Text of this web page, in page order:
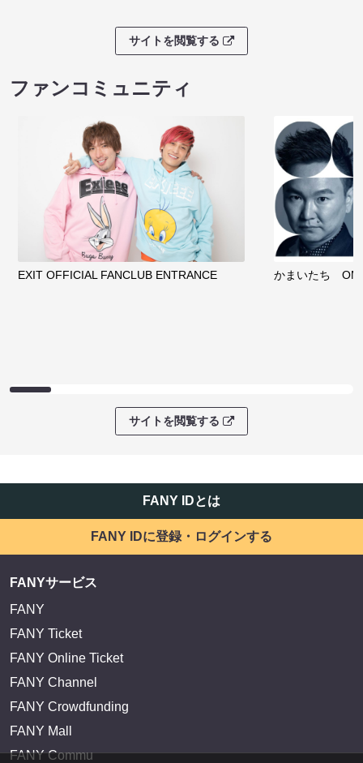
サイトを閲覧する
ファンコミュニティ
EXIT OFFICIAL FANCLUB ENTRANCE かまいたち
サイトを閲覧する
FANY IDとは
FANY IDに登録・ログインする
FANYサービス
FANY
FANY Ticket
FANY Online Ticket
FANY Channel
FANY Crowdfunding
FANY Mall
FANY Commu